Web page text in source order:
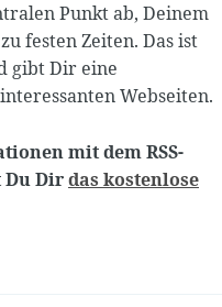
Punkt ab, Deinem
festen Zeiten. Das ist
gibt Dir eine
Webseiten.
mit dem RSS-
Du Dirdas kostenlose